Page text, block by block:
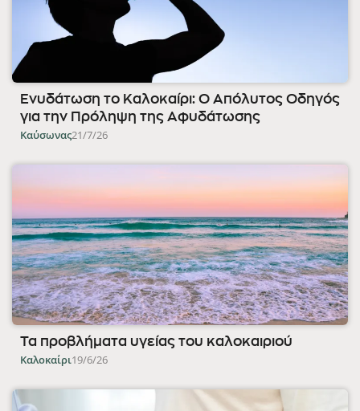
Ενυδάτωση το Καλοκαίρι: Ο Απόλυτος Οδηγός
για την Πρόληψη της Αφυδάτωσης
Καύσωνας21/7/26
Τα προβλήματα υγείας του καλοκαιριού
Καλοκαίρι19/6/26